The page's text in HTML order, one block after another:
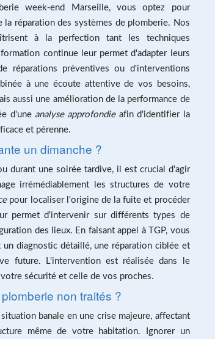
week-end Marseille, vous optez pour
réparation des systèmes de plomberie. Nos
à la perfection tant les techniques
continue leur permet d'adapter leurs
réparations préventives ou d'interventions
à une écoute attentive de vos besoins,
aussi une amélioration de la performance de
d'une analyse approfondieafin d'identifier la
et pérenne.
un dimanche ?
durant une soirée tardive, il est crucial d'agir
irrémédiablement les structures de votre
pour localiser l'origine de la fuite et procéder
permet d'intervenir sur différents types de
des lieux. En faisant appel à TGP, vous
diagnostic détaillé, une réparation ciblée et
future. L'intervention est réalisée dans le
sécurité et celle de vos proches.
non traités ?
banale en une crise majeure, affectant
même de votre habitation. Ignorer un